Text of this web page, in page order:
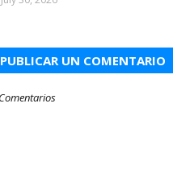
PUBLICAR UN COMENTARIO